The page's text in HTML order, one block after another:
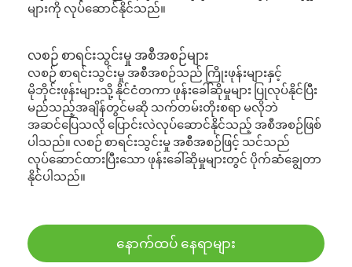
များကို လုပ်ဆောင်နိုင်သည်။
လစဉ် စာရင်းသွင်းမှု အစီအစဉ်များ
လစဉ် စာရင်းသွင်းမှု အစီအစဉ်သည် ကြိုးဖုန်းများနှင့်
မိုဘိုင်းဖုန်းများသို့ နိုင်ငံတကာ ဖုန်းခေါ်ဆိုမှုများ ပြုလုပ်နိုင်ပြီး
မည်သည့်အချိန်တွင်မဆို သက်တမ်းတိုးစရာ မလိုဘဲ
အဆင်ပြေသလို ပြောင်းလဲလုပ်ဆောင်နိုင်သည့် အစီအစဉ်ဖြစ်
ပါသည်။ လစဉ် စာရင်းသွင်းမှု အစီအစဉ်ဖြင့် သင်သည်
လုပ်ဆောင်ထားပြီးသော ဖုန်းခေါ်ဆိုမှုများတွင် ပိုက်ဆံချွေတာ
နိုင်ပါသည်။
နောက်ထပ် နေရာများ